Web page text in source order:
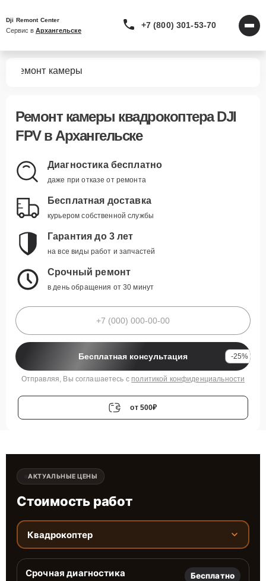
Dji Remont Center
Сервис в Архангельске
+7 (800) 301-53-70
Ремонт камеры
Ремонт камеры квадрокоптера DJI
FPV в Архангельске
Диагностика бесплатно
даже при отказе от ремонта
Бесплатная доставка
курьером собственной службы
Гарантия до 3 лет
на все виды работ и запчастей
Срочный ремонт
в день обращения от 30 минут
Бесплатная консультация -25%
Отправляя, Вы соглашаетесь с политикой конфиденциальности
от 500₽
АКТУАЛЬНЫЕ ЦЕНЫ
Стоимость работ
Квадрокоптер
Срочная диагностика Бесплатно